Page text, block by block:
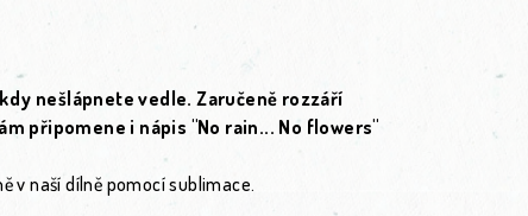
nešlápnete vedle. Zaručeně rozzáří
připomene i nápis "No rain... No flowers"
v naší dílně pomocí sublimace.